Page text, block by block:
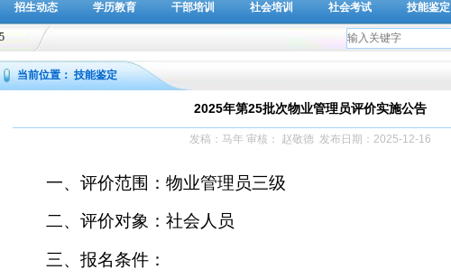
招生动态 学历教育 干部培训 社会培训 社会考试 技能鉴定
当前位置： 技能鉴定
2025年第25批次物业管理员评价实施公告
发稿：马年 审核： 赵敬德 发布日期：2025-12-16
一、评价范围：物业管理员三级
二、评价对象：社会人员
三、报名条件：